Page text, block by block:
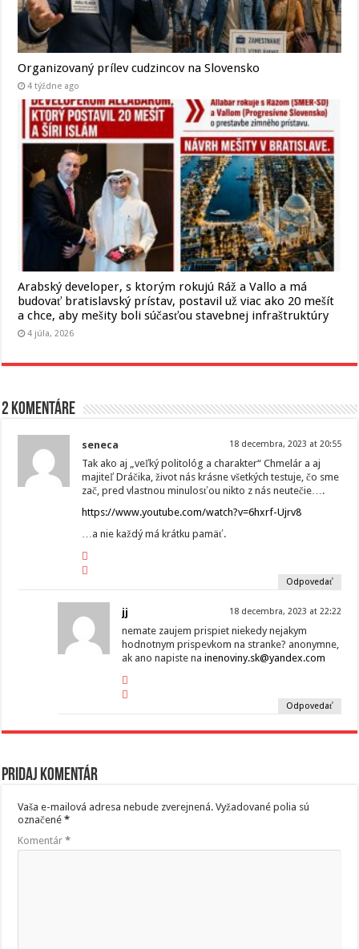
Organizovaný prílev cudzincov na Slovensko
4 týždne ago
Arabský developer, s ktorým rokujú Ráž a Vallo a má
budovať bratislavský prístav, postavil už viac ako 20 mešít
a chce, aby mešity boli súčasťou stavebnej infraštruktúry
4 júla, 2026
2 komentáre
seneca 18 decembra, 2023 at 20:55
Tak ako aj „veľký politológ a charakter“ Chmelár a aj
majiteľ Dráčika, život nás krásne všetkých testuje, čo sme
zač, pred vlastnou minulosťou nikto z nás neutečie….
https://www.youtube.com/watch?v=6hxrf-Ujrv8
…a nie každý má krátku pamäť.
Odpovedať
jj 18 decembra, 2023 at 22:22
nemate zaujem prispiet niekedy nejakym
hodnotnym prispevkom na stranke? anonymne,
ak ano napiste nainenoviny.sk@yandex.com
Odpovedať
Pridaj komentár
Vaša e-mailová adresa nebude zverejnená. Vyžadované polia sú
označené*
Komentár*